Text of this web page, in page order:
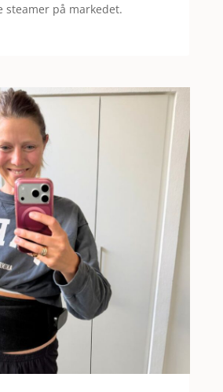
steamer på markedet.